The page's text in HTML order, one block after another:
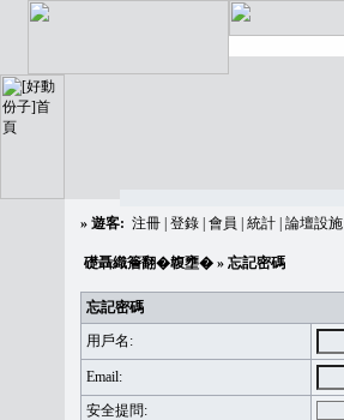
» 遊客: 注冊 登錄 會員 統計 論壇設施
礎聶織簷翻�䪖壅� » 忘記密碼
忘記密碼
用戶名:
Email:
安全提問: